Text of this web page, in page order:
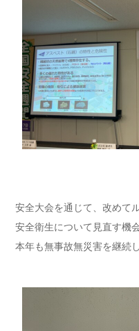
安全大会を通じて、改めて
安全衛生について見直す機
本年も無事故無災害を継続